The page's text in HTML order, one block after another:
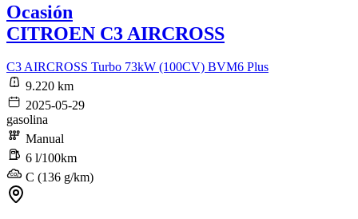
Ocasión
CITROEN C3 AIRCROSS
C3 AIRCROSS Turbo 73kW (100CV) BVM6 Plus
9.220 km
2025-05-29
gasolina
Manual
6 l/100km
C (136 g/km)